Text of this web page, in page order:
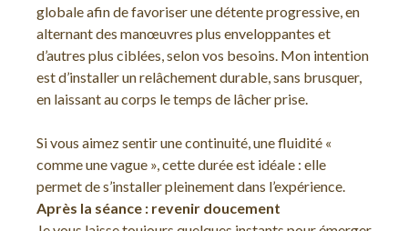
globale afin de favoriser une détente progressive, en
alternant des manœuvres plus enveloppantes et
d’autres plus ciblées, selon vos besoins. Mon intention
est d’installer un relâchement durable, sans brusquer,
en laissant au corps le temps de lâcher prise.
Si vous aimez sentir une continuité, une fluidité «
comme une vague », cette durée est idéale : elle
permet de s’installer pleinement dans l’expérience.
Après la séance : revenir doucement